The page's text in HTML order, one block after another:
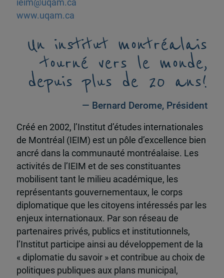
ieim@uqam.ca
www.uqam.ca
Un institut montréalais
tourné vers le monde,
depuis plus de 20 ans!
— Bernard Derome, Président
Créé en 2002, l’Institut d’études internationales
de Montréal (IEIM) est un pôle d’excellence bien
ancré dans la communauté montréalaise. Les
activités de l’IEIM et de ses constituantes
mobilisent tant le milieu académique, les
représentants gouvernementaux, le corps
diplomatique que les citoyens intéressés par les
enjeux internationaux. Par son réseau de
partenaires privés, publics et institutionnels,
l’Institut participe ainsi au développement de la
« diplomatie du savoir » et contribue au choix de
politiques publiques aux plans municipal,